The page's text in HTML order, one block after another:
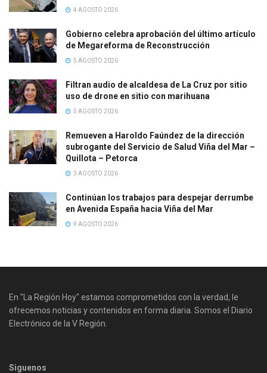
4 AGOSTO 2026
Gobierno celebra aprobación del último artículo
de Megareforma de Reconstrucción
5 AGOSTO 2026
Filtran audio de alcaldesa de La Cruz por sitio
uso de drone en sitio con marihuana
5 AGOSTO 2026
Remueven a Haroldo Faúndez de la dirección
subrogante del Servicio de Salud Viña del Mar –
Quillota – Petorca
3 AGOSTO 2026
Continúan los trabajos para despejar derrumbe
en Avenida España hacia Viña del Mar
9 AGOSTO 2026
En "La Región Hoy" estamos comprometidos con la verdad, le
ofrecemos noticias y contenidos en forma diaria. Somos el Diario
Electrónico de la V Región.
Siguenos